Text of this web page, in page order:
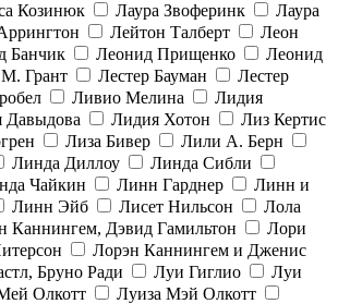
Козинюк Лаура Звоферинк
Лаура
Лейтон Талберт
Леон
Банчик Леонид Прищенко
Леонид
Грант Лестер Бауман
Лестер
Ливио Мелина
Лидия
Давыдова Лидия Хотон
Лиз Кертис
Лиза Бивер
Лили А. Берн
Линда Диллоу
Линда Сибли
Чайкин Линн Гарднер
Линн и
Линн Эйб Лисет Нильсон
Лола
Каннингем, Дэвид Гамильтон
Лори
Лорэн Каннингем и Дженис
Бруно Ради Луи Гиглио
Луи
Олкотт
Луиза Мэй Олкотт